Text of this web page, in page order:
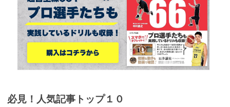
必見！人気記事トップ１０